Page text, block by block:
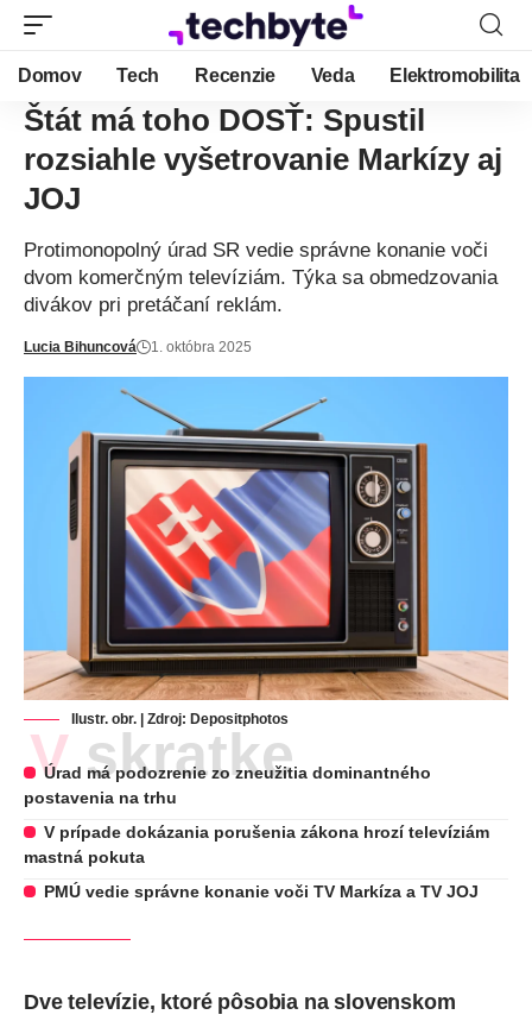
Domov Tech Recenzie Veda Elektromobilita
Štát má toho DOSŤ: Spustil
rozsiahle vyšetrovanie Markízy aj
JOJ
Protimonopolný úrad SR vedie správne konanie voči
dvom komerčným televíziám. Týka sa obmedzovania
divákov pri pretáčaní reklám.
Lucia Bihuncová 1. októbra 2025
Ilustr. obr. | Zdroj: Depositphotos
V skratke
Úrad má podozrenie zo zneužitia dominantného
postavenia na trhu
V prípade dokázania porušenia zákona hrozí televíziám
mastná pokuta
PMÚ vedie správne konanie voči TV Markíza a TV JOJ
Dve televízie, ktoré pôsobia na slovenskom